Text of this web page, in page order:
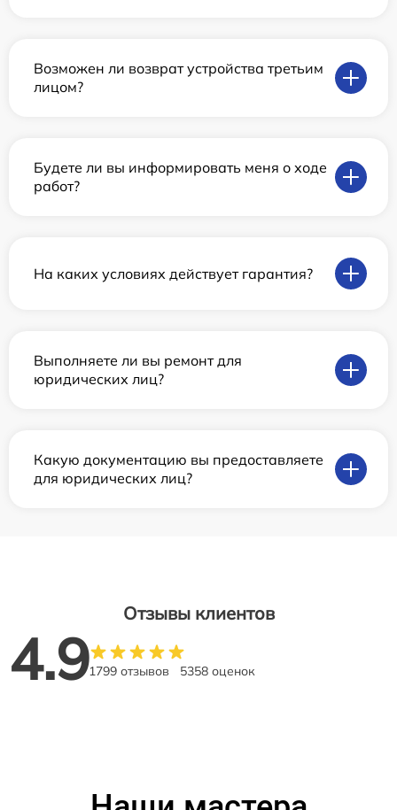
Возможен ли возврат устройства третьим
лицом?
Будете ли вы информировать меня о ходе
работ?
На каких условиях действует гарантия?
Выполняете ли вы ремонт для
юридических лиц?
Какую документацию вы предоставляете
для юридических лиц?
Отзывы клиентов
4.91799 отзывов 5358 оценок